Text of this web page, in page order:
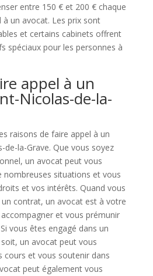
entre 150 € et 200 € chaque
un avocat. Les prix sont
et certains cabinets offrent
spéciaux pour les personnes à
appel à un
Nicolas-de-la-
raisons de faire appel à un
de-la-Grave. Que vous soyez
un avocat peut vous
nombreuses situations et vous
et vos intérêts. Quand vous
contrat, un avocat est à votre
et vous prémunir
vous êtes engagé dans un
soit, un avocat peut vous
cours et vous soutenir dans
peut également vous